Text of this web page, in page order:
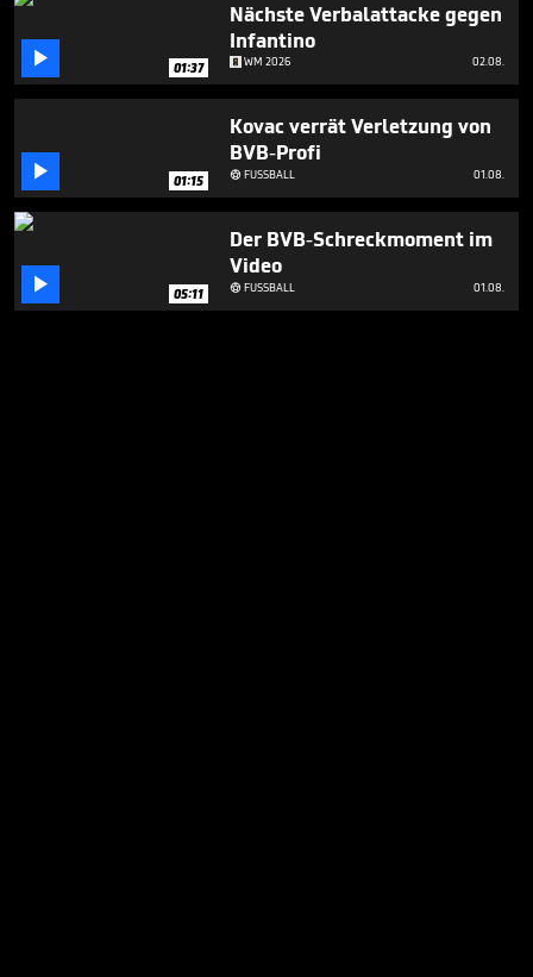
 01:37
Nächste Verbalattacke gegen
Infantino
WM 2026 02.08.
 01:15
Kovac verrät Verletzung von
BVB-Profi
FUSSBALL 01.08.
 05:11
Der BVB-Schreckmoment im
Video
FUSSBALL 01.08.